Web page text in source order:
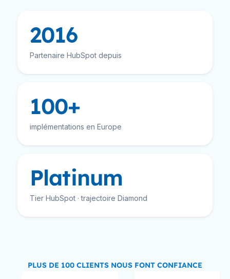
2016
Partenaire HubSpot depuis
100+
implémentations en Europe
Platinum
Tier HubSpot · trajectoire Diamond
PLUS DE 100 CLIENTS NOUS FONT CONFIANCE